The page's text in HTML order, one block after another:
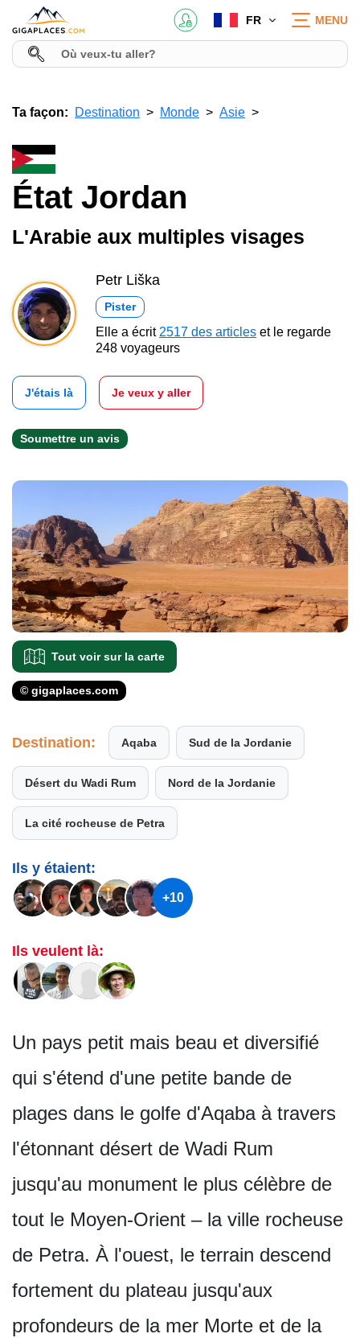
FR MENU
Ta façon: Destination Monde Asie
État Jordan
L'Arabie aux multiples visages
Petr Liška
Pister
Elle a écrit 2517 des articles et le regarde
248 voyageurs
J'étais là Je veux y aller
Soumettre un avis
Tout voir sur la carte
© gigaplaces.com
Destination: Aqaba Sud de la Jordanie
Désert du Wadi Rum Nord de la Jordanie
La cité rocheuse de Petra
Ils y étaient:
+10
Ils veulent là:
Un pays petit mais beau et diversifié
qui s'étend d'une petite bande de
plages dans le golfe d'Aqaba à travers
l'étonnant désert de Wadi Rum
jusqu'au monument le plus célèbre de
tout le Moyen-Orient – la ville rocheuse
de Petra. À l'ouest, le terrain descend
fortement du plateau jusqu'aux
profondeurs de la mer Morte et de la